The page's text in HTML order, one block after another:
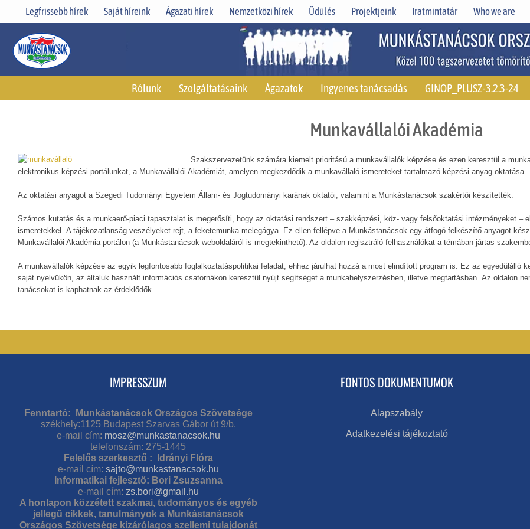
Legfrissebb hírek Saját híreink Ágazati hírek Nemzetközi hírek Üdülés Projektjeink Iratmintatár Who we are
Rólunk Szolgáltatásaink Ágazatok Ingyenes tanácsadás GINOP_PLUSZ-3.2.3-24
Munkavállalói Akadémia
Szakszervezetünk számára kiemelt prioritású a munkavállalók képzése és ezen keresztül a
elektronikus képzési portálunkat, a Munkavállalói Akadémiát, amelyen megkezdődik a munkavállaló ismereteket tartalmazó képzési anyag oktatása.
Az oktatási anyagot a Szegedi Tudományi Egyetem Állam- és Jogtudományi karának oktatói, valamint a Munkástanácsok szakértői készítették.
Számos kutatás és a munkaerő-piaci tapasztalat is megerősíti, hogy az oktatási rendszert – szakképzési, köz- vagy felsőoktatási intézményeket –
ismeretekkel. A tájékozatlanság veszélyeket rejt, a feketemunka melegágya. Ez ellen fellépve a Munkástanácsok egy átfogó felkészítő anyagot
Munkavállalói Akadémia portálon (a Munkástanácsok weboldaláról is megtekinthető). Az oldalon regisztráló felhasználókat a témában jártas
A munkavállalók képzése az egyik legfontosabb foglalkoztatáspolitikai feladat, ehhez járulhat hozzá a most elindított program is. Ez az egyedülálló
saját nyelvükön, az általuk használt információs csatornákon keresztül nyújt segítséget a munkahelyszerzésben, illetve megtartásban. Az oldalon
tanácsokat is kaphatnak az érdeklődők.
IMPRESSZUM
Fenntartó: Munkástanácsok Országos Szövetsége
székhely:1125 Budapest Szarvas Gábor út 9/b.
e-mail cím: mosz@munkastanacsok.hu
telefonszám: 275-1445
Felelős szerkesztő : Idrányi Flóra
e-mail cím: sajto@munkastanacsok.hu
Informatikai fejlesztő: Bori Zsuzsanna
e-mail cím: zs.bori@gmail.hu
A honlapon közzétett szakmai, tudományos és egyéb
jellegű cikkek, tanulmányok a Munkástanácsok
Országos Szövetsége kizárólagos szellemi tulajdonát
FONTOS DOKUMENTUMOK
Alapszabály
Adatkezelési tájékoztató